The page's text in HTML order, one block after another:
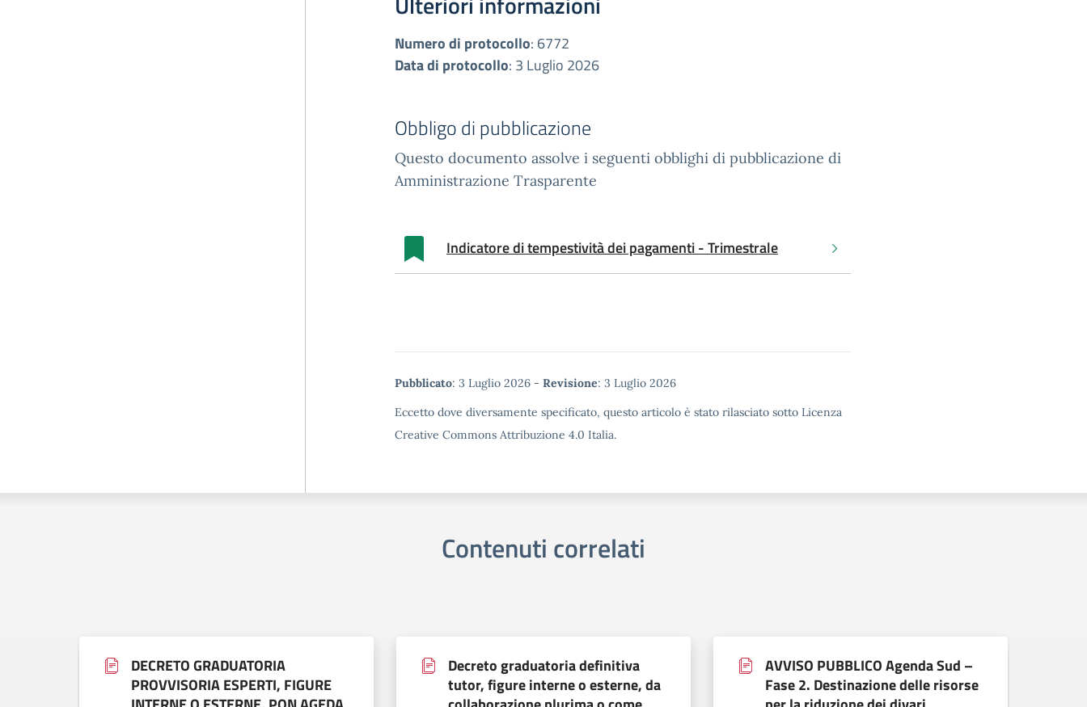
Numero di protocollo: 6772
Data di protocollo: 3 Luglio 2026
Obbligo di pubblicazione
Questo documento assolve i seguenti obblighi di pubblicazione di
Amministrazione Trasparente
Indicatore di tempestività dei pagamenti - Trimestrale
Metadata
Pubblicato: 3 Luglio 2026 - Revisione: 3 Luglio 2026
Eccetto dove diversamente specificato, questo articolo è stato rilasciato sotto Licenza
Creative Commons Attribuzione 4.0 Italia.
Contenuti correlati
DECRETO GRADUATORIA
PROVVISORIA ESPERTI, FIGURE
Decreto graduatoria definitiva
tutor, figure interne o esterne, da
AVVISO PUBBLICO Agenda Sud –
Fase 2. Destinazione delle risorse